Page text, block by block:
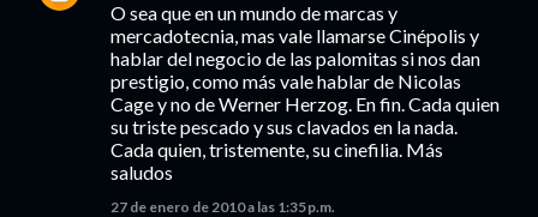
O sea que en un mundo de marcas y
mercadotecnia, mas vale llamarse Cinépolis y
hablar del negocio de las palomitas si nos dan
prestigio, como más vale hablar de Nicolas
Cage y no de Werner Herzog. En fin. Cada quien
su triste pescado y sus clavados en la nada.
Cada quien, tristemente, su cinefilia. Más
saludos
27 de enero de 2010 a las 1:35 p.m.